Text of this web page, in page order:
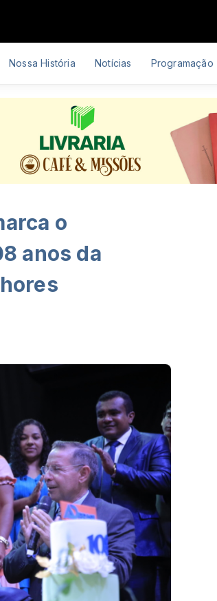
A Essência da Adoração (Audioclipe)
Nossa História Notícias Programação
o
anos da